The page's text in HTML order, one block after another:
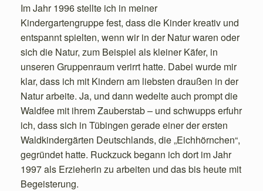
Im Jahr 1996 stellte ich in meiner
Kindergartengruppe fest, dass die Kinder kreativ und
entspannt spielten, wenn wir in der Natur waren oder
sich die Natur, zum Beispiel als kleiner Käfer, in
unseren Gruppenraum verirrt hatte. Dabei wurde mir
klar, dass ich mit Kindern am liebsten draußen in der
Natur arbeite. Ja, und dann wedelte auch prompt die
Waldfee mit ihrem Zauberstab – und schwupps erfuhr
ich, dass sich in Tübingen gerade einer der ersten
Waldkindergärten Deutschlands, die „Eichhörnchen“,
gegründet hatte. Ruckzuck begann ich dort im Jahr
1997 als Erzieherin zu arbeiten und das bis heute mit
Begeisterung.